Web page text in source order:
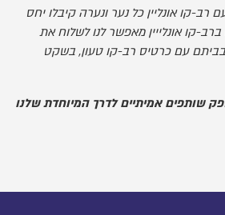
קו אונליין כל נער ונערה קיבלו יחס
קו אונלייין מאפשר לנו לשלוח את
בביתם עם כרטיס רב-קו טעון, בשקט
שותפים אמיתיים לדרך המיוחדת שלנו